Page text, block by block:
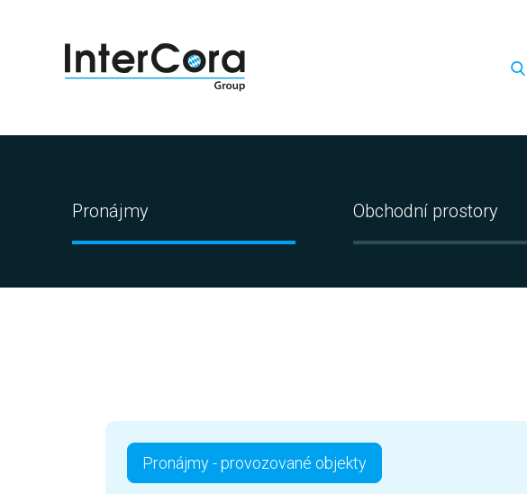
Pronájmy Obchodní prostory
Pronájmy - provozované objekty